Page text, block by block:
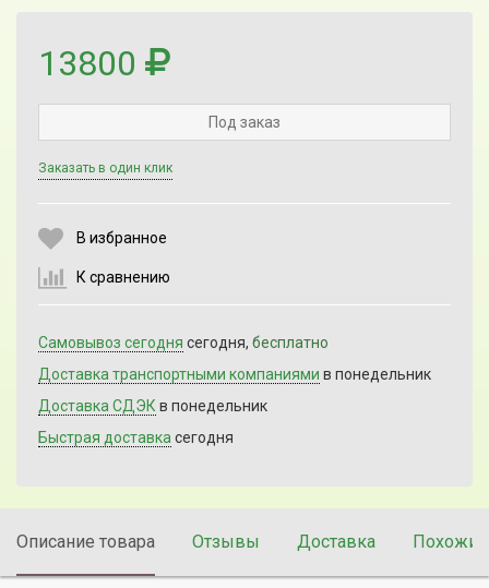
13800
Под заказ
Заказать в один клик
В избранное
К сравнению
Самовывоз сегодня сегодня, бесплатно
Доставка транспортными компаниями в понедельник
Доставка СДЭК в понедельник
Быстрая доставка сегодня
Описание товара Отзывы Доставка